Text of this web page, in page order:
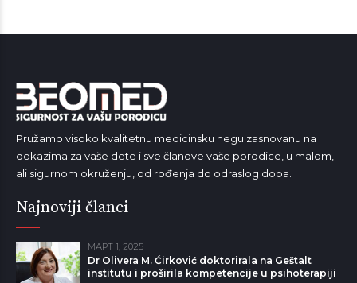
Pružamo visoko kvalitetnu medicinsku negu zasnovanu na
dokazima za vaše dete i sve članove vaše porodice, u malom,
ali sigurnom okruženju, od rođenja do odraslog doba.
Najnoviji članci
МАРТ 1, 2025
Dr Olivera M. Ćirković doktorirala na Geštalt
institutu i proširila kompetencije u psihoterapiji